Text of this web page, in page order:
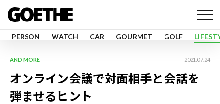
PERSON WATCH CAR GOURMET GOLF
AND MORE 2021.07.24
オンライン会議で対面相手と会話を
弾ませるヒント